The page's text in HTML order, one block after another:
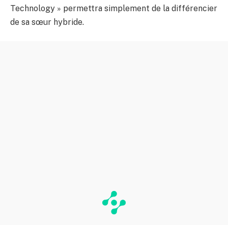
Technology » permettra simplement de la différencier
de sa sœur hybride.